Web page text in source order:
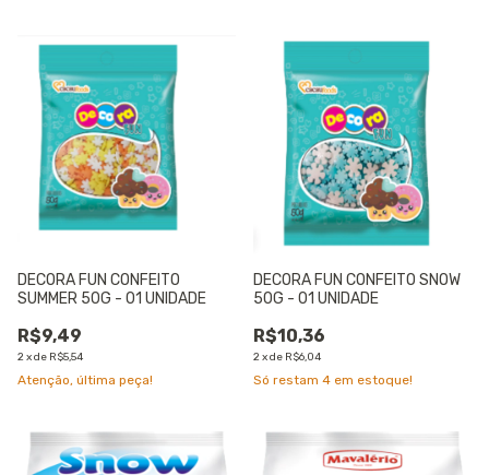
DECORA FUN CONFEITO
SUMMER 50G - 01 UNIDADE
R$9,49
2xde R$5,54
Atenção, última peça!
DECORA FUN CONFEITO SNOW
50G - 01 UNIDADE
R$10,36
2xde R$6,04
Só restam 4 em estoque!